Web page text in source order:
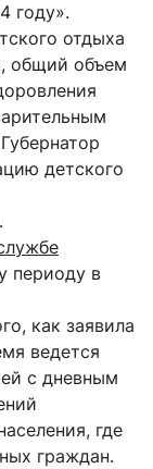
году».
отдыха
общий объем
детского
периоду в
как заявила
ведется
с дневным
где
граждан.